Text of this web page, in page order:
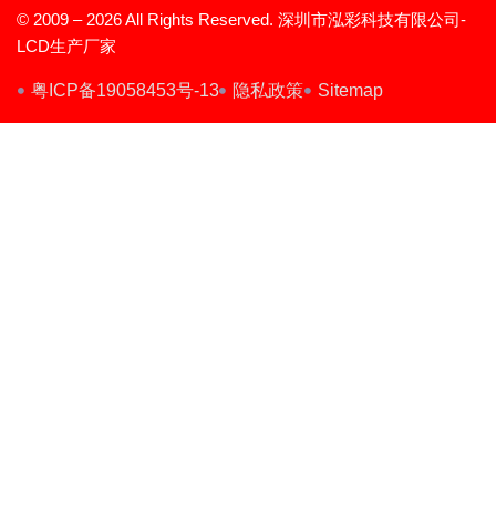
© 2009 – 2026 All Rights Reserved. 深圳市泓彩科技有限公司-
LCD生产厂家
粤ICP备19058453号-13 隐私政策 Sitemap